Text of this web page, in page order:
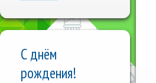
С днём
рождения!